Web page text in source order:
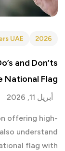
2026
UAE
and Don’ts
National Flag
أبريل 11, 2026
offering high-
understand
flag with